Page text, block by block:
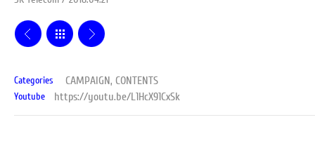
Categories CAMPAIGN, CONTENTS
Youtube https://youtu.be/L1HcX91CxSk